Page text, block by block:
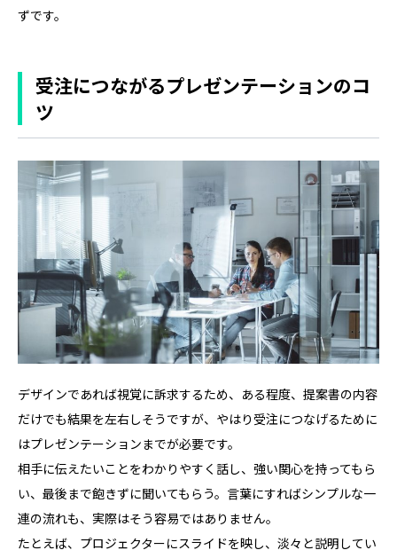
ずです。
受注につながるプレゼンテーションのコ
ツ
デザインであれば視覚に訴求するため、ある程度、提案書の内容
だけでも結果を左右しそうですが、やはり受注につなげるために
はプレゼンテーションまでが必要です。
相手に伝えたいことをわかりやすく話し、強い関心を持ってもら
い、最後まで飽きずに聞いてもらう。言葉にすればシンプルな一
連の流れも、実際はそう容易ではありません。
たとえば、プロジェクターにスライドを映し、淡々と説明してい